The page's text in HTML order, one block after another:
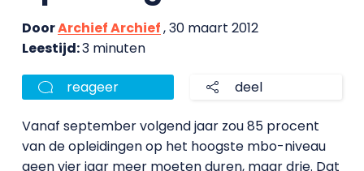
DoorArchief Archief, 30 maart 2012
Leestijd:3 minuten
reageer deel
Vanaf september volgend jaar zou 85 procent
van de opleidingen op het hoogste mbo-niveau
geen vier jaar meer moeten duren, maar drie. Dat